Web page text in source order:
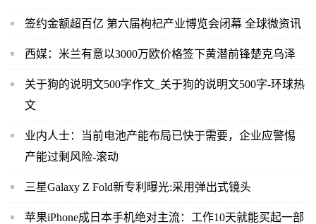
签约金额超百亿 第六届枸杞产业博览会闭幕 全球微资讯
西媒：米兰有意以3000万欧价格签下黄潜前锋楚克乌泽
关于狗的说明文500字作文_关于狗的说明文500字-环球热
文
业内人士：当前电池产能布局已快于需要，企业应警惕
产能过剩风险-滚动
三星Galaxy Z Fold新专利曝光:采用弹出式镜头
苹果iPhone成日本手机绝对主流：工作10天就能买起一部